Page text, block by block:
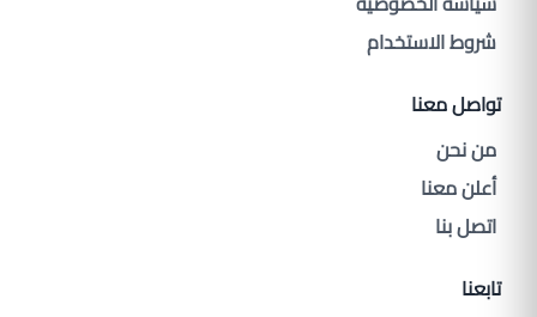
شروط الاستخدام
تواصل معنا
من نحن
أعلن معنا
اتصل بنا
تابعنا